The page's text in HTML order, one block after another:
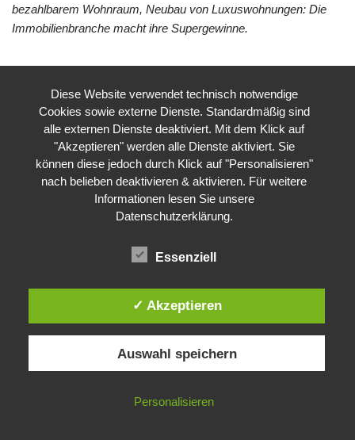
bezahlbarem Wohnraum, Neubau von Luxuswohnungen: Die
Immobilienbranche macht ihre Supergewinne.
– Olympische Bilder aus der Vergangenheit: Peking2008
Lang, lang ist es her: Olympische Sommerspiele Peking
Die Anlagen vergammeln und verfallen: siehe Fotoshier. Ob die
Londoner Arenen in vier Jahren auch so aussehen werden?
Impressum Datenschutzerklärung
Gesellschaft für ökologische Forschung e.V.
Diese Website verwendet technisch notwendige
Cookies sowie externe Dienste. Standardmäßig sind
alle externen Dienste deaktiviert. Mit dem Klick auf
"Akzeptieren" werden alle Dienste aktiviert. Sie
können diese jedoch durch Klick auf "Personalisieren"
nach belieben deaktivieren & aktivieren. Für weitere
Informationen lesen Sie unsere
Datenschutzerklärung.
Essenziell
✓ Akzeptieren
Auswahl speichern
Personalisieren